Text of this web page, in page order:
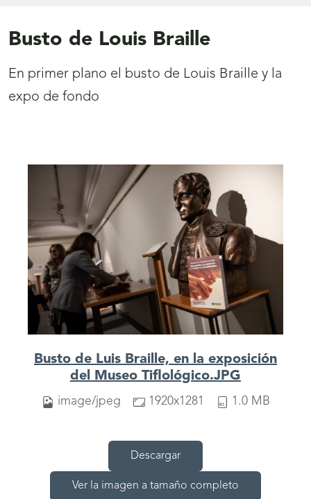
Busto de Louis Braille
En primer plano el busto de Louis Braille y la
expo de fondo
Busto de Luis Braille, en la exposición
del Museo Tiflológico.JPG
image/jpeg 1920x1281 1.0 MB
Descargar
Ver la imagen a tamaño completo